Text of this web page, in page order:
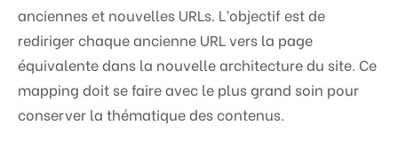
anciennes et nouvelles URLs. L’objectif est de
rediriger chaque ancienne URL vers la page
équivalente dans la nouvelle architecture du site. Ce
mapping doit se faire avec le plus grand soin pour
conserver la thématique des contenus.